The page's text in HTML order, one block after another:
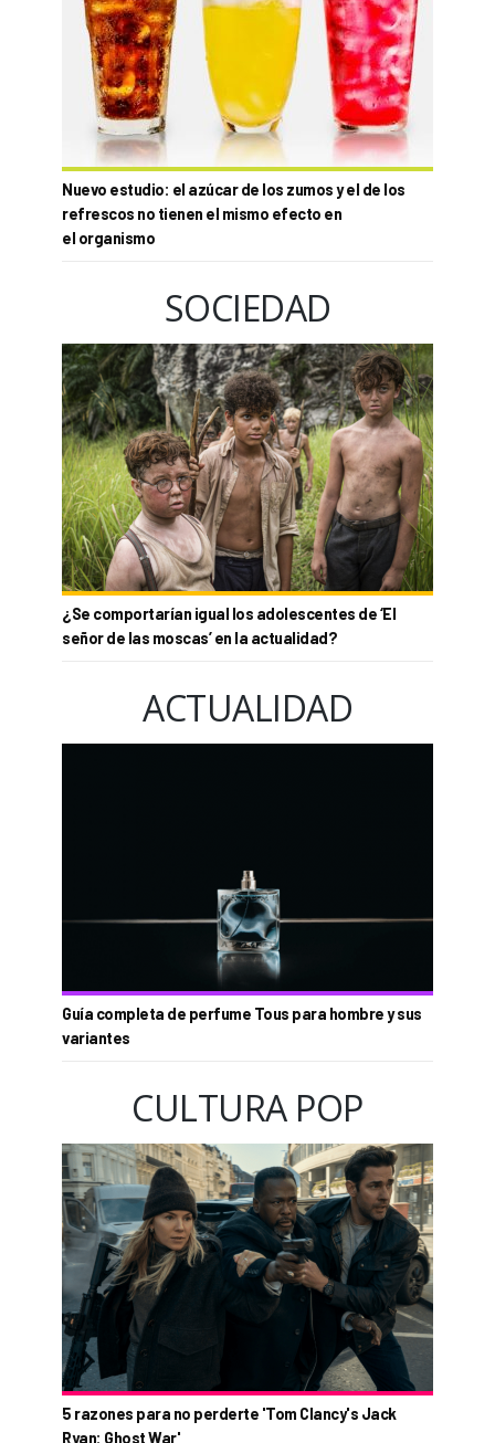
Nuevo estudio: el azúcar de los zumos y el de los
refrescos no tienen el mismo efecto en
el organismo
SOCIEDAD
¿Se comportarían igual los adolescentes de ‘El
señor de las moscas’ en la actualidad?
ACTUALIDAD
Guía completa de perfume Tous para hombre y sus
variantes
CULTURA POP
5 razones para no perderte 'Tom Clancy's Jack
Ryan: Ghost War'